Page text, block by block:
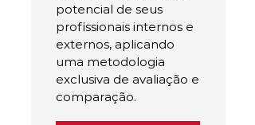
potencial de seus
profissionais internos e
externos, aplicando
uma metodologia
exclusiva de avaliação e
comparação.